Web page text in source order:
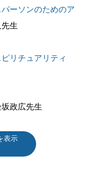
パーソンのためのア
先生
リチュアリティ
坂政広先生
表示